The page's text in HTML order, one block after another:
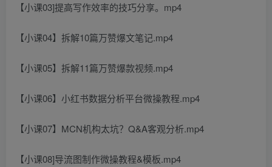
【小课03]提高写作效率的技巧分享。mp4
【小课04】拆解10篇万赞爆文笔记.mp4
【小课05】拆解11篇万赞爆款视频.mp4
【小课06】小红书数据分析平台微操教程.mp4
【小课07】MCN机构太坑？Q&A客观分析.mp4
【小课08]导流图制作微操教程&模板.mp4